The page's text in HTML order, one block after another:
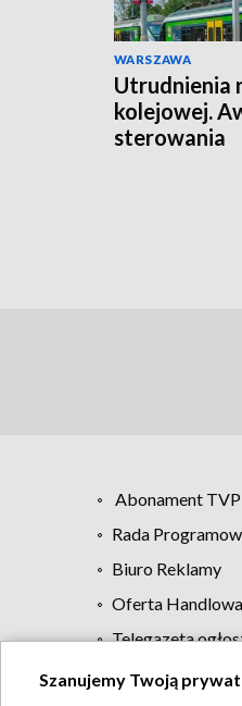
WARSZAWA
Utrudnienia
kolejowej.
sterowania
Abonament TVP
Rada
Biuro Reklamy
Oferta Handlowa
Telegazeta
Szanujemy Twoją